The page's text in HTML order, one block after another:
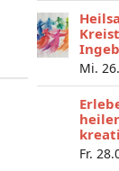
Mi.
Fr.